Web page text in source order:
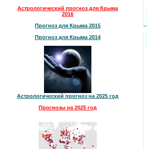
Астрологический прогноз для Крыма
2016
Прогноз для Крыма 2015
Прогноз для Крыма 2014
Астрологический прогноз на 2025 год
Прогнозы на 2025 год